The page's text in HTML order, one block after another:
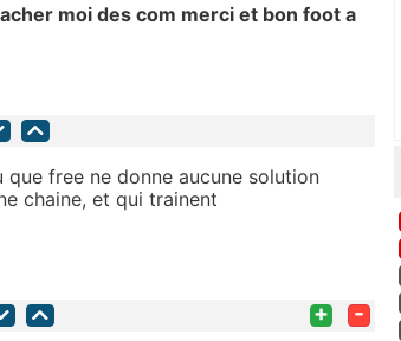
moi des com merci et bon foot a
free ne donne aucune solution
chaine, et qui trainent
+ -